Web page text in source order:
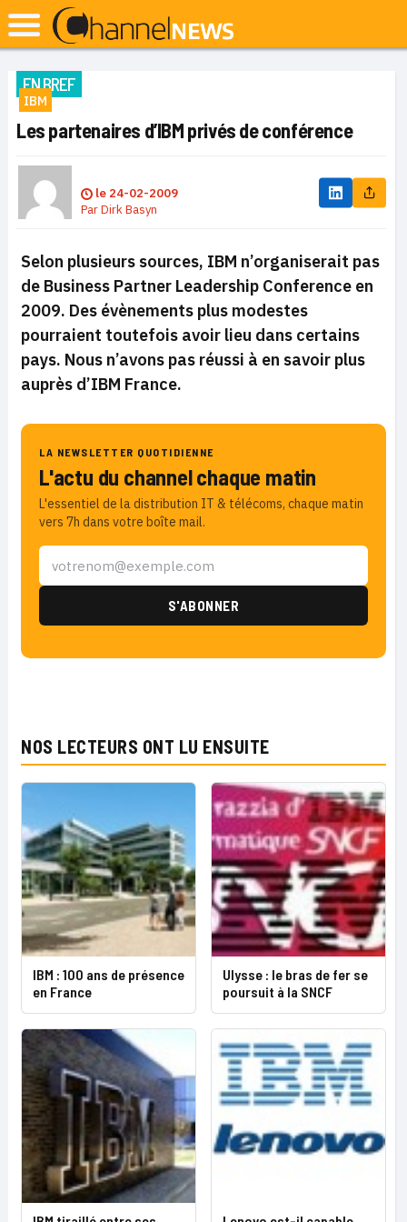
EN BREF
IBM
Les partenaires d’IBM privés de conférence
le 24-02-2009
ParDirk Basyn
Selon plusieurs sources, IBM n’organiserait pas
de Business Partner Leadership Conference en
2009. Des évènements plus modestes
pourraient toutefois avoir lieu dans certains
pays. Nous n’avons pas réussi à en savoir plus
auprès d’IBM France.
LA NEWSLETTER QUOTIDIENNE
L'actu du channel chaque matin
L'essentiel de la distribution IT & télécoms, chaque matin
vers 7h dans votre boîte mail.
NOS LECTEURS ONT LU ENSUITE
IBM : 100 ans de présence
en France
Ulysse : le bras de fer se
poursuit à la SNCF